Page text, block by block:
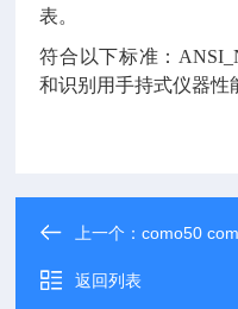
表。
符合以下标准：
和识别用手持式仪器性
上一个：como50
返回列表